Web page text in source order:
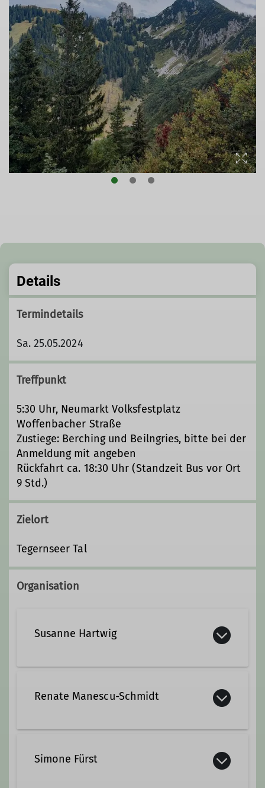
Details
Termindetails
Sa. 25.05.2024
Treffpunkt
5:30 Uhr, Neumarkt Volksfestplatz
Woffenbacher Straße
Zustiege: Berching und Beilngries, bitte bei der
Anmeldung mit angeben
Rückfahrt ca. 18:30 Uhr (Standzeit Bus vor Ort
9 Std.)
Zielort
Tegernseer Tal
Organisation
Susanne Hartwig
susanne.hartwig@alpenverein-
Renate Manescu-Schmidt
Simone Fürst